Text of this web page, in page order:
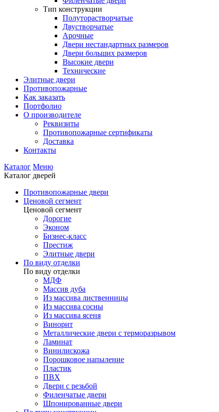
Тип конструкции
Полуторастворчатые
Двустворчатые
Арочные
Двери нестандартных размеров
Двери больших размеров
Высокие двери
Технические
Элитные двери
Противопожарные
Как заказать
Портфолио
О производителе
Реквизиты
Противопожарные сертификаты
Доставка
Контакты
Каталог Меню
Каталог дверей
Противопожарные двери
Ценовой сегмент
Ценовой сегмент
Дорогие
Эконом
Бизнес-класс
Престиж
Элитные двери
По виду отделки
По виду отделки
МДФ
Массив дуба
Из массива лиственницы
Из массива сосны
Из массива ясеня
Винорит
Металлические двери с терморазрывом
Ламинат
Винилискожа
Порошковое напыление
Пластик
ПВХ
Двери с резьбой
Филенчатые двери
Шпонированные двери